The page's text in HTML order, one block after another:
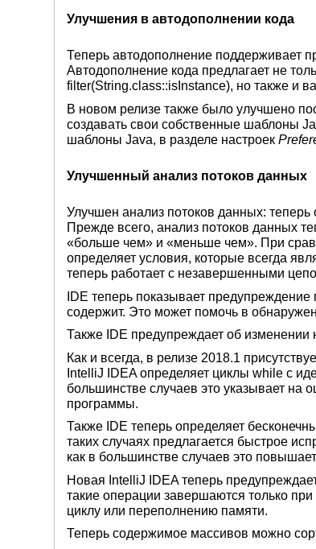
Улучшения в автодополнении кода
Теперь автодополнение поддерживает
Автодополнение кода предлагает не
filter(String.class::isInstance), но также и
В новом релизе также было улучшено
создавать свои собственные шаблоны
шаблоны Java, в разделе настроек
Улучшенный анализ потоков данных
Улучшен анализ потоков данных:
Прежде всего, анализ потоков данных
«больше чем» и «меньше чем». При
определяет условия, которые всегда
теперь работает с незавершенными
IDE теперь показывает
содержит. Это может помочь в
Также IDE предупреждает об
Как и всегда, в релизе 2018.1
IntelliJ IDEA определяет циклы while с
большинстве случаев это указывает на
программы.
Также IDE теперь определяет
таких случаях предлагается быстрое
как в большинстве случаев это
Новая IntelliJ IDEA теперь
такие операции завершаются только
циклу или переполнению памяти.
Теперь содержимое массивов можно